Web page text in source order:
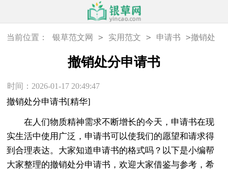
当前位置： 银草范文网 > 实用范文 > 申请书 >撤销处
撤销处分申请书
时间：2026-01-17 20:49:47
撤销处分申请书[精华]
在人们物质精神需求不断增长的今天，申请书在现
实生活中使用广泛，申请书可以使我们的愿望和请求得
到合理表达。大家知道申请书的格式吗？以下是小编帮
大家整理的撤销处分申请书，欢迎大家借鉴与参考，希